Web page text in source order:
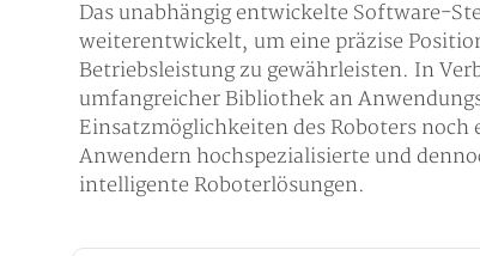
Das unabhängig entwickelte Software-
weiterentwickelt, um eine präzise
Betriebsleistung zu gewährleisten. In
umfangreicher Bibliothek an
Einsatzmöglichkeiten des Roboters
Anwendern hochspezialisierte und
intelligente Roboterlösungen.